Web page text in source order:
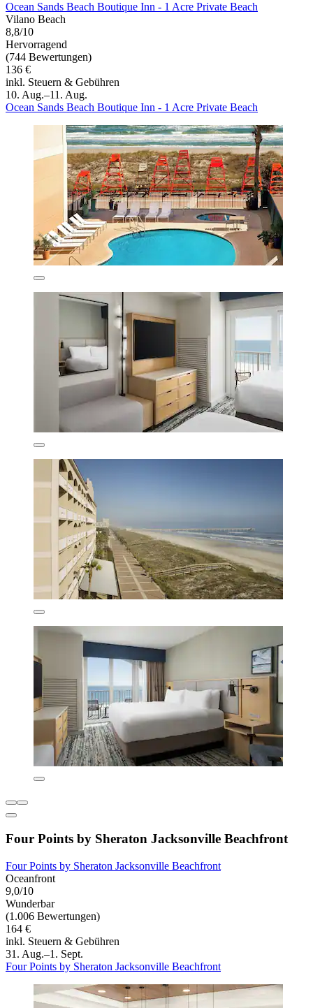
Ocean Sands Beach Boutique Inn - 1 Acre Private Beach
Vilano Beach
8,8/10
Hervorragend
(744 Bewertungen)
136 €
inkl. Steuern & Gebühren
10. Aug.–11. Aug.
Ocean Sands Beach Boutique Inn - 1 Acre Private Beach
Four Points by Sheraton Jacksonville Beachfront
Four Points by Sheraton Jacksonville Beachfront
Oceanfront
9,0/10
Wunderbar
(1.006 Bewertungen)
164 €
inkl. Steuern & Gebühren
31. Aug.–1. Sept.
Four Points by Sheraton Jacksonville Beachfront